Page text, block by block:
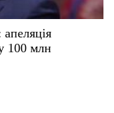
100 млн